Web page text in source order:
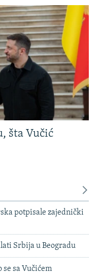
šta Vučić
potpisale zajednički
Srbija u Beogradu
se sa Vučićem